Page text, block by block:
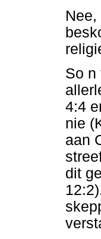
So n
4:4
nie
aan
dit